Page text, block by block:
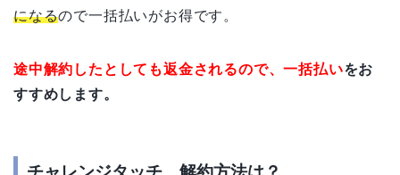
になるので一括払いがお得です。
途中解約したとしても返金されるので、一括払いをお
すすめします。